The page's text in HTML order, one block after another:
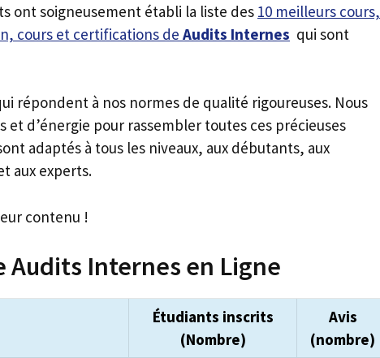
ont soigneusement établi la liste des 10 meilleurs cours,
cours et certifications de Audits Internes qui sont
répondent à nos normes de qualité rigoureuses. Nous
et d’énergie pour rassembler toutes ces précieuses
adaptés à tous les niveaux, aux débutants, aux
aux experts.
contenu !
Audits Internes en Ligne
Étudiants inscrits
(Nombre)
Avis
(nombre)